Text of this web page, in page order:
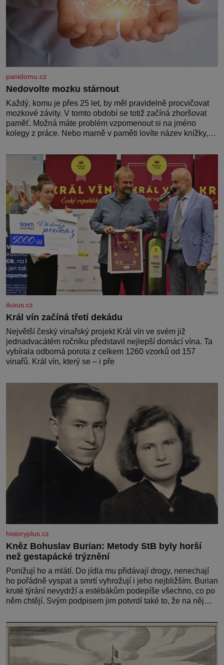
panidomu.cz
Nedovolte mozku stárnout
Každý, komu je přes 25 let, by měl pravidelně procvičovat
mozkové závity. V tomto období se totiž začíná zhoršovat
paměť. Možná máte problém vzpomenout si na jméno
kolegy z práce. Nebo marně v paměti lovíte název knížky,
jako kdyby se paměť rozhodla stávkovat. Cvičte
iluxus.cz
Král vín začíná třetí dekádu
Největší český vinařský projekt Král vín ve svém již
jednadvacátém ročníku představil nejlepší domácí vína. Ta
vybírala odborná porota z celkem 1260 vzorků od 157
vinařů. Král vín, který se – i pře
historyplus.cz
Kněz Bohuslav Burian: Metody StB byly horší
než gestapácké trýznění
Ponižují ho a mlátí. Do jídla mu přidávají drogy, nenechají
ho pořádně vyspat a smrtí vyhrožují i jeho nejbližším. Burian
kruté týrání nevydrží a estébákům podepíše všechno, co po
něm chtějí. Svým podpisem jim potvrdí také to, že na něj
nátlak. Syn brněnského řezníka chce být knězem a